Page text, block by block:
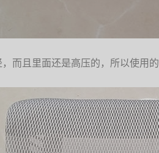
而且里面还是高压的，所以使用